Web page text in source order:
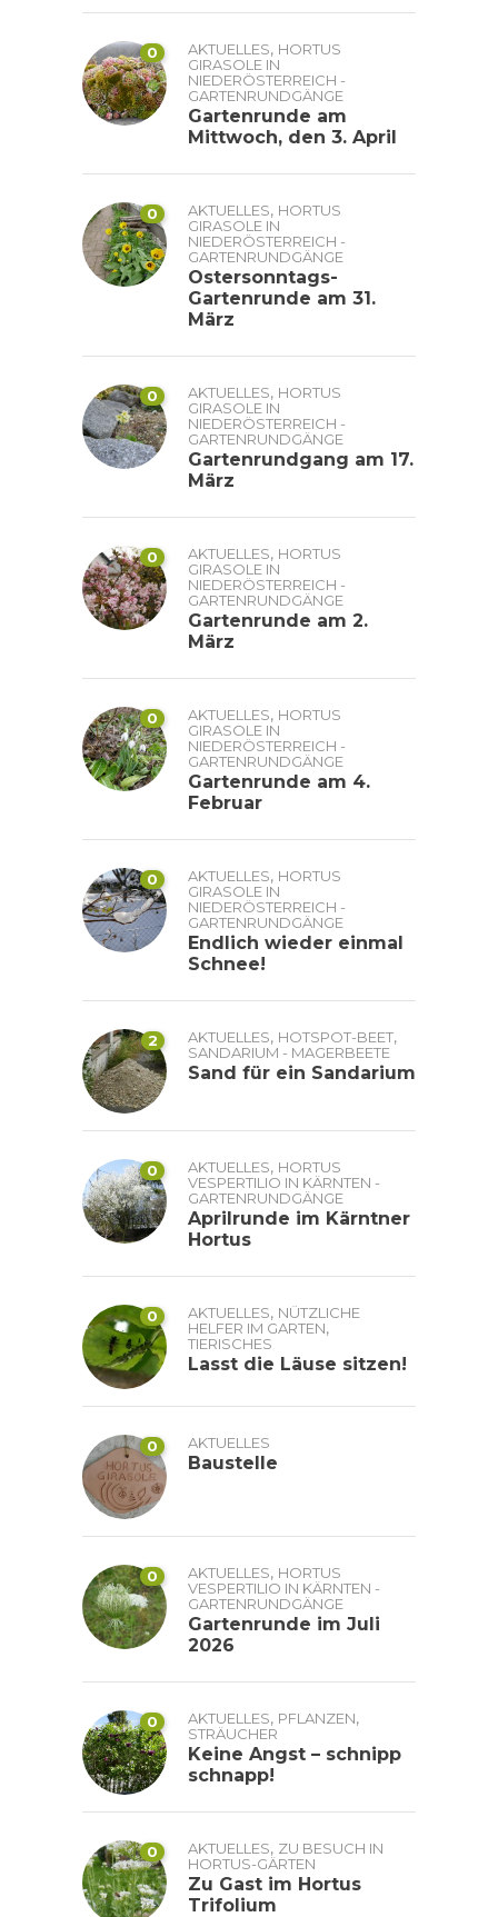
0 AKTUELLES, HORTUS
GIRASOLE IN
NIEDERÖSTERREICH -
GARTENRUNDGÄNGE
Gartenrunde am
Mittwoch, den 3. April
0 AKTUELLES, HORTUS
GIRASOLE IN
NIEDERÖSTERREICH -
GARTENRUNDGÄNGE
Ostersonntags-
Gartenrunde am 31.
März
0 AKTUELLES, HORTUS
GIRASOLE IN
NIEDERÖSTERREICH -
GARTENRUNDGÄNGE
Gartenrundgang am 17.
März
0 AKTUELLES, HORTUS
GIRASOLE IN
NIEDERÖSTERREICH -
GARTENRUNDGÄNGE
Gartenrunde am 2.
März
0 AKTUELLES, HORTUS
GIRASOLE IN
NIEDERÖSTERREICH -
GARTENRUNDGÄNGE
Gartenrunde am 4.
Februar
0 AKTUELLES, HORTUS
GIRASOLE IN
NIEDERÖSTERREICH -
GARTENRUNDGÄNGE
Endlich wieder einmal
Schnee!
2 AKTUELLES, HOTSPOT-BEET,
SANDARIUM - MAGERBEETE
Sand für ein Sandarium
0 AKTUELLES, HORTUS
VESPERTILIO IN KÄRNTEN -
GARTENRUNDGÄNGE
Aprilrunde im Kärntner
Hortus
0 AKTUELLES, NÜTZLICHE
HELFER IM GARTEN,
TIERISCHES
Lasst die Läuse sitzen!
0 AKTUELLES
Baustelle
0 AKTUELLES, HORTUS
VESPERTILIO IN KÄRNTEN -
GARTENRUNDGÄNGE
Gartenrunde im Juli
2026
0 AKTUELLES, PFLANZEN,
STRÄUCHER
Keine Angst – schnipp
schnapp!
0 AKTUELLES, ZU BESUCH IN
HORTUS-GÄRTEN
Zu Gast im Hortus
Trifolium